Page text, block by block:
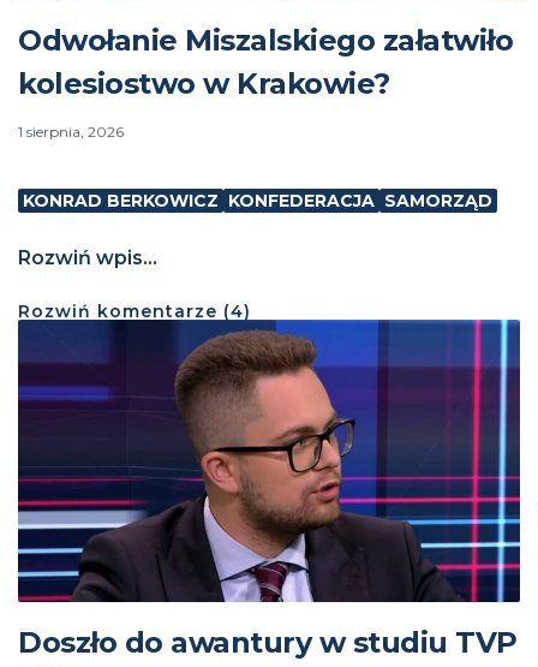
Odwołanie Miszalskiego załatwiło
kolesiostwo w Krakowie?
1 sierpnia, 2026
KONRAD BERKOWICZ KONFEDERACJA SAMORZĄD
Rozwiń wpis...
Rozwiń komentarze (4)
Doszło do awantury w studiu TVP